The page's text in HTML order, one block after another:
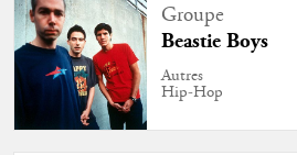
Groupe
Beastie Boys
Autres
Hip-Hop